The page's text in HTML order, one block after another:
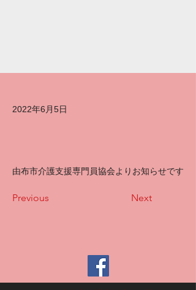
2022年6月5日
由布市介護支援専門員協会よりお知らせです
Previous Next